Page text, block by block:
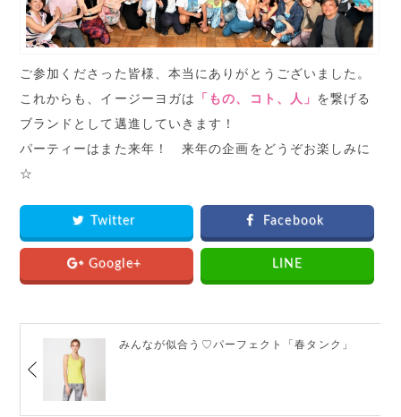
ご参加くださった皆様、本当にありがとうございました。
これからも、イージーヨガは
「もの、コト、人」 を繋げる
ブランドとして邁進していきます！
パーティーはまた来年！ 来年の企画をどうぞお楽しみに
☆
Twitter Facebook
Google+ LINE
みんなが似合う♡パーフェクト「春タンク」